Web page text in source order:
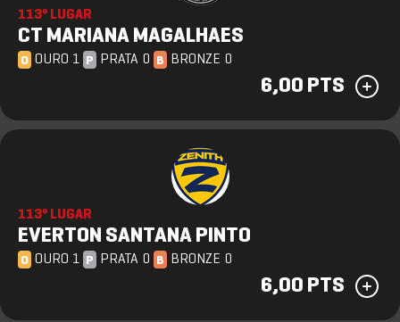
113º LUGAR
CT MARIANA MAGALHAES
O OURO 1 P PRATA 0 B BRONZE 0
6,00 PTS
113º LUGAR
EVERTON SANTANA PINTO
O OURO 1 P PRATA 0 B BRONZE 0
6,00 PTS